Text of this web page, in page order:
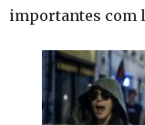
importantes com